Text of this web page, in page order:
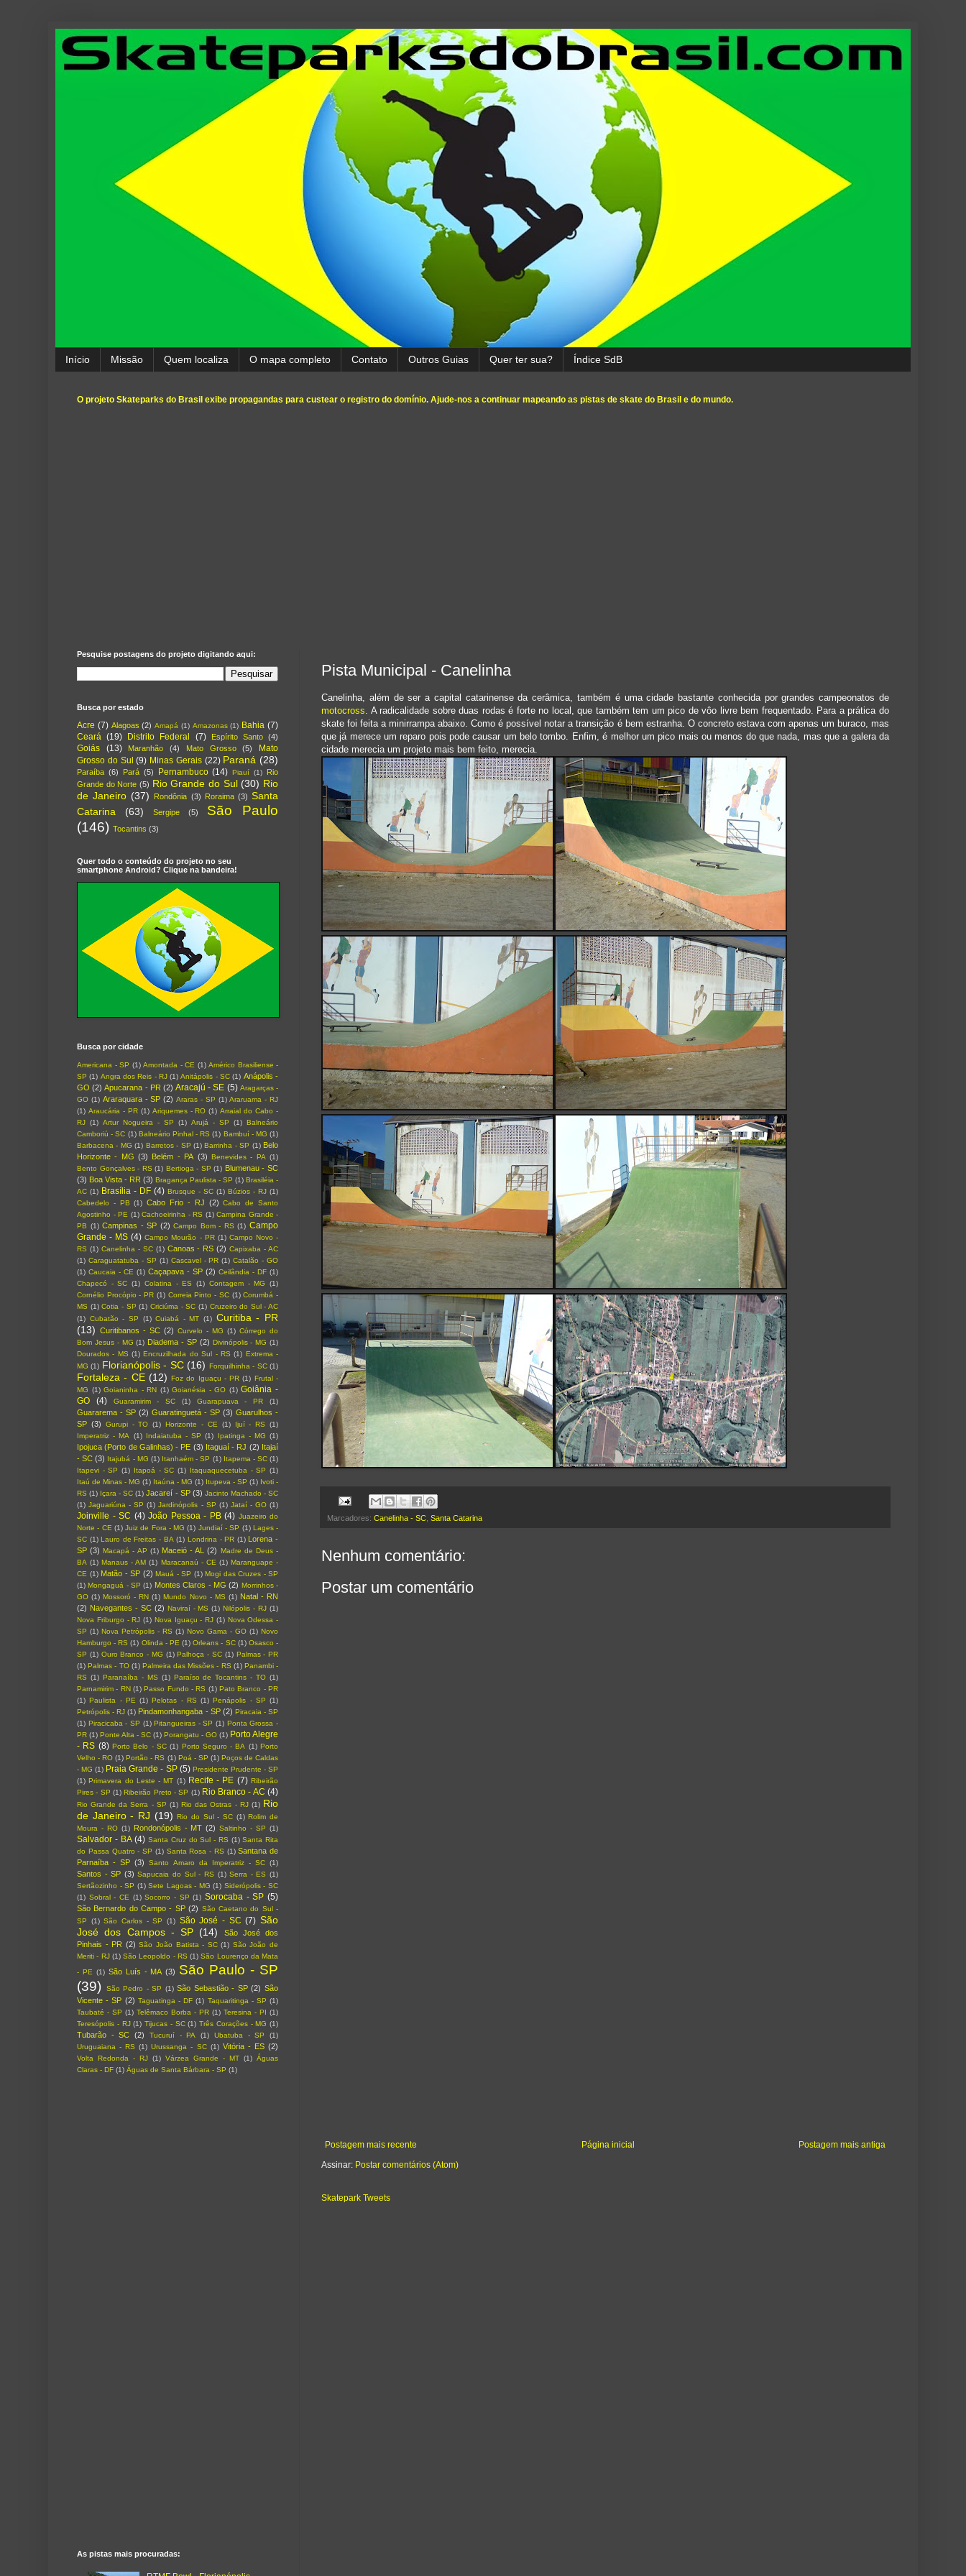
Início Missão Quem localiza O mapa completo Contato Outros Guias Quer ter sua? Índice SdB
O projeto Skateparks do Brasil exibe propagandas para custear o registro do domínio. Ajude-nos a continuar mapeando as pistas de skate do Brasil e do mundo.
Pista Municipal - Canelinha
Canelinha, além de ser a capital catarinense da cerâmica, também é uma cidade bastante conhecida por grandes campeonatos de
motocross. A radicalidade sobre duas rodas é forte no local, que também tem um pico de vôo livre bem frequentado. Para a prática do
skate foi feita a minirrampa abaixo. Como é possível notar a transição é bem estranha. O concreto estava com apenas um buraco, mas
que já merece um reparo pois pode causar um belo tombo. Enfim, é melhor um pico mais ou menos do que nada, mas que a galera da
cidade merecia um projeto mais bem feito, merecia.
Marcadores: Canelinha - SC Santa Catarina
Nenhum comentário:
Postar um comentário
Postagem mais recente Postagem mais antiga
Página inicial
Assinar: Postar comentários (Atom)
Skatepark Tweets
Pesquise postagens do projeto digitando aqui:
Busca por estado
Acre (7) Alagoas (2) Amapá (1) Amazonas (1) Bahia (7)
Ceará (19) Distrito Federal (7) Espírito Santo (4)
Goiás (13) Maranhão (4) Mato Grosso (5)
Mato
Grosso do Sul (9) Minas Gerais (22) Paraná (28)
Paraíba (6) Pará (5) Pernambuco (14) Piauí (1)
Rio
Grande do Norte (5) Rio Grande do Sul (30) Rio
de Janeiro (37) Rondônia (3) Roraima (3) Santa
Catarina
(63) Sergipe (5)
São Paulo
(146) Tocantins (3)
Quer todo o conteúdo do projeto no seu
smartphone Android? Clique na bandeira!
Busca por cidade
Americana - SP (1) Amontada - CE (1) Américo Brasiliense -
SP (1) Angra dos Reis - RJ (1) Anitápolis - SC (1) Anápolis -
GO (2) Apucarana - PR (2) Aracajú - SE (5) Aragarças -
GO (1) Araraquara - SP (2) Araras - SP (1) Araruama - RJ
(1) Araucária - PR (1) Ariquemes - RO (1) Arraial do Cabo -
RJ (1) Artur Nogueira - SP (1) Arujá - SP (1) Balneário
Camboriú - SC (1) Balneário Pinhal - RS (1) Bambuí - MG (1)
Barbacena - MG (1) Barretos - SP (1) Barrinha - SP (1) Belo
Horizonte - MG (3) Belém - PA (3) Benevides - PA (1)
Bento Gonçalves - RS (1) Bertioga - SP (1) Blumenau - SC
(3) Boa Vista - RR (3) Bragança Paulista - SP (1) Brasiléia -
AC (1) Brasília - DF (4) Brusque - SC (1) Búzios - RJ (1)
Cabedelo - PB (1) Cabo Frio - RJ (2) Cabo de Santo
Agostinho - PE (1) Cachoeirinha - RS (1) Campina Grande -
PB (1) Campinas - SP (2) Campo Bom - RS (1) Campo
Grande - MS (4) Campo Mourão - PR (1) Campo Novo -
RS (1) Canelinha - SC (1) Canoas - RS (2) Capixaba - AC
(1) Caraguatatuba - SP (1) Cascavel - PR (1) Catalão - GO
(1) Caucaia - CE (1) Caçapava - SP (2) Ceilândia - DF (1)
Chapecó - SC (1) Colatina - ES (1) Contagem - MG
(1)
Cornélio Procópio - PR (1) Correia Pinto - SC (1) Corumbá -
MS (1) Cotia - SP (1) Criciúma - SC (1) Cruzeiro do Sul - AC
(1) Cubatão - SP (1) Cuiabá - MT (1) Curitiba - PR
(13) Curitibanos - SC (2) Curvelo - MG (1) Córrego do
Bom Jesus - MG (1) Diadema - SP (2) Divinópolis - MG (1)
Dourados - MS (1) Encruzilhada do Sul - RS (1) Extrema -
MG (1) Florianópolis - SC (16) Forquilhinha - SC (1)
Fortaleza - CE (12) Foz do Iguaçu - PR (1) Frutal -
MG (1) Goianinha - RN (1) Goianésia - GO (1) Goiânia -
GO
(4) Guaramirim - SC (1) Guarapuava - PR (1)
Guararema - SP (2) Guaratinguetá - SP (3) Guarulhos -
SP (3) Gurupi - TO (1) Horizonte - CE (1) Ijuí - RS
(1)
Imperatriz - MA
(1) Indaiatuba - SP (1) Ipatinga - MG (1)
Ipojuca (Porto de Galinhas) - PE (3) Itaguaí - RJ (2) Itajaí
- SC (3) Itajubá - MG (1) Itanhaém - SP (1) Itapema - SC (1)
Itapevi - SP (1) Itapoá - SC (1) Itaquaquecetuba - SP (1)
Itaú de Minas - MG (1) Itaúna - MG (1) Itupeva - SP (1) Ivoti -
RS (1) Içara - SC (1) Jacareí - SP (3) Jacinto Machado - SC
(1) Jaguariúna - SP (1) Jardinópolis - SP (1) Jataí - GO (1)
Joinville - SC (4) João Pessoa - PB (4) Juazeiro do
Norte - CE (1) Juiz de Fora - MG (1) Jundiaí - SP (1) Lages -
SC (1) Lauro de Freitas - BA (1) Londrina - PR (1) Lorena -
SP (3) Macapá - AP (1) Maceió - AL (2) Madre de Deus -
BA (1) Manaus - AM (1) Maracanaú - CE (1) Maranguape -
CE (1) Matão - SP (2) Mauá - SP (1) Mogi das Cruzes - SP
(1) Mongaguá - SP (1) Montes Claros - MG (2) Morrinhos -
GO (1) Mossoró - RN (1) Mundo Novo - MS (1) Natal - RN
(2) Navegantes - SC (2) Naviraí - MS (1) Nilópolis - RJ (1)
Nova Friburgo - RJ (1) Nova Iguaçu - RJ (1) Nova Odessa -
SP (1) Nova Petrópolis - RS (1) Novo Gama - GO (1) Novo
Hamburgo - RS (1) Olinda - PE (1) Orleans - SC (1) Osasco -
SP (1) Ouro Branco - MG (1) Palhoça - SC (1) Palmas - PR
(1) Palmas - TO (1) Palmeira das Missões - RS (1) Panambi -
RS (1) Paranaíba - MS (1) Paraíso de Tocantins - TO (1)
Parnamirim - RN (1) Passo Fundo - RS (1) Pato Branco - PR
(1) Paulista - PE (1) Pelotas - RS (1) Penápolis - SP (1)
Petrópolis - RJ (1) Pindamonhangaba - SP (2) Piracaia - SP
(1) Piracicaba - SP (1) Pitangueiras - SP (1) Ponta Grossa -
PR (1) Ponte Alta - SC (1) Porangatu - GO (1) Porto Alegre
- RS (8) Porto Belo - SC (1) Porto Seguro - BA (1) Porto
Velho - RO (1) Portão - RS (1) Poá - SP (1) Poços de Caldas
- MG (1) Praia Grande - SP (5) Presidente Prudente - SP
(1) Primavera do Leste - MT (1) Recife - PE (7) Ribeirão
Pires - SP (1) Ribeirão Preto - SP (1) Rio Branco - AC (4)
Rio Grande da Serra - SP (1) Rio das Ostras - RJ (1) Rio
de Janeiro - RJ (19) Rio do Sul - SC (1) Rolim de
Moura - RO (1) Rondonópolis - MT (2) Saltinho - SP (1)
Salvador - BA (4) Santa Cruz do Sul - RS (1) Santa Rita
do Passa Quatro - SP (1) Santa Rosa - RS (1) Santana de
Parnaíba - SP (3) Santo Amaro da Imperatriz - SC (1)
Santos - SP (3) Sapucaia do Sul - RS (1) Serra - ES (1)
Sertãozinho - SP (1) Sete Lagoas - MG (1) Siderópolis - SC
(1) Sobral - CE (1) Socorro - SP (1) Sorocaba - SP (5)
São Bernardo do Campo - SP (2) São Caetano do Sul -
SP
(1) São Carlos - SP (1) São José - SC (7) São
José dos Campos - SP (14)
São José dos
Pinhais - PR (2) São João Batista - SC (1) São João de
Meriti - RJ (1) São Leopoldo - RS (1) São Lourenço da Mata
- PE (1) São Luís - MA (3) São Paulo - SP
(39)
São Pedro - SP (1) São Sebastião - SP (2) São
Vicente - SP (2) Taguatinga - DF (1) Taquaritinga - SP (1)
Taubaté - SP (1) Telêmaco Borba - PR (1) Teresina - PI (1)
Teresópolis - RJ (1) Tijucas - SC (1) Três Corações - MG (1)
Tubarão - SC (2) Tucuruí - PA (1) Ubatuba - SP
(1)
Uruguaiana - RS (1) Urussanga - SC (1) Vitória - ES (2)
Volta Redonda - RJ (1) Várzea Grande - MT (1) Águas
Claras - DF (1) Águas de Santa Bárbara - SP (1)
As pistas mais procuradas: